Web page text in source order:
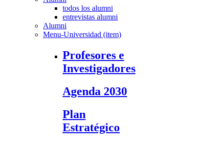
todos los alumni
entrevistas alumni
Alumni
Menu-Universidad (item)
Profesores e
Investigadores
Agenda 2030
Plan
Estratégico